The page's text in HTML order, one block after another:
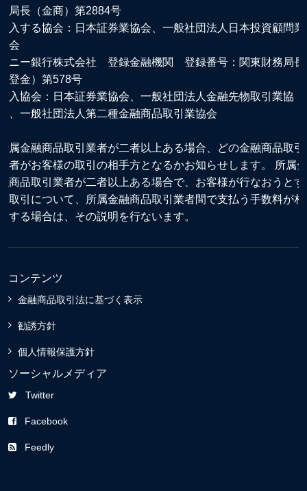
局長（金商）第2884号
入する協会：日本証券業協会、一般社団法人日本投資顧問業
会
ニー銀行株式会社 登録金融機関 登録番号：関東財務局長
登金）第578号
入協会：日本証券業協会、一般社団法人金融先物取引業協
、一般社団法人第二種金融商品取引業協会
属金融商品取引業者が二者以上ある場合、どの金融商品取引
者がお客様の取引の相手方となるかお知らせします。 所属金
商品取引業者が二者以上ある場合で、お客様が行なおうとす
取引について、所属金融商品取引業者間で支払う手数料が相
する場合は、その説明を行ないます。
コンテンツ
金融商品取引法に基づく表示
勧誘方針
個人情報保護方針
ソーシャルメディア
Twitter
Facebook
Feedly